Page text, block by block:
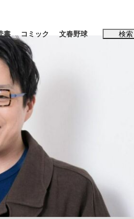
タビュー
日本代表“敗戦”の真実 選手が明かす...
棋
書 コミック 文春野球 検索
#松田聖子